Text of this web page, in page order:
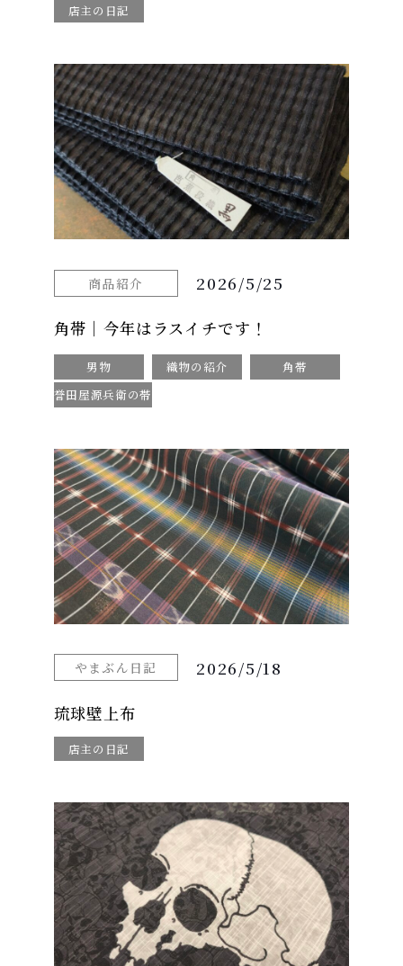
店主の日記
商品紹介 2026/5/25
角帯｜今年はラスイチです！
男物 織物の紹介
角帯
誉田屋源兵衛の帯
やまぶん日記 2026/5/18
琉球壁上布
店主の日記